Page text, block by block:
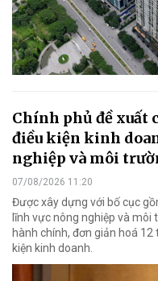
Chính phủ đề xuất
điều kiện kinh
nghiệp và môi
07/08/2026 11:20
Được xây dựng với bố cục
lĩnh vực nông nghiệp và
hành chính, đơn giản hoá
kiện kinh doanh.